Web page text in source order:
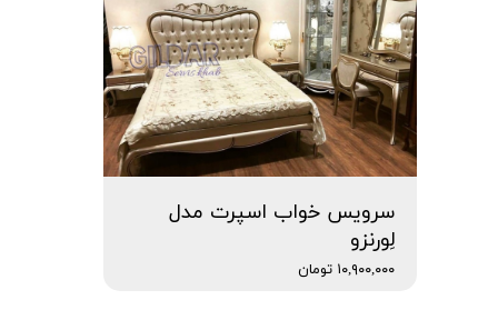
سرویس خواب اسپرت مدل
لِورنزو
۱۰,۹۰۰,۰۰۰ تومان